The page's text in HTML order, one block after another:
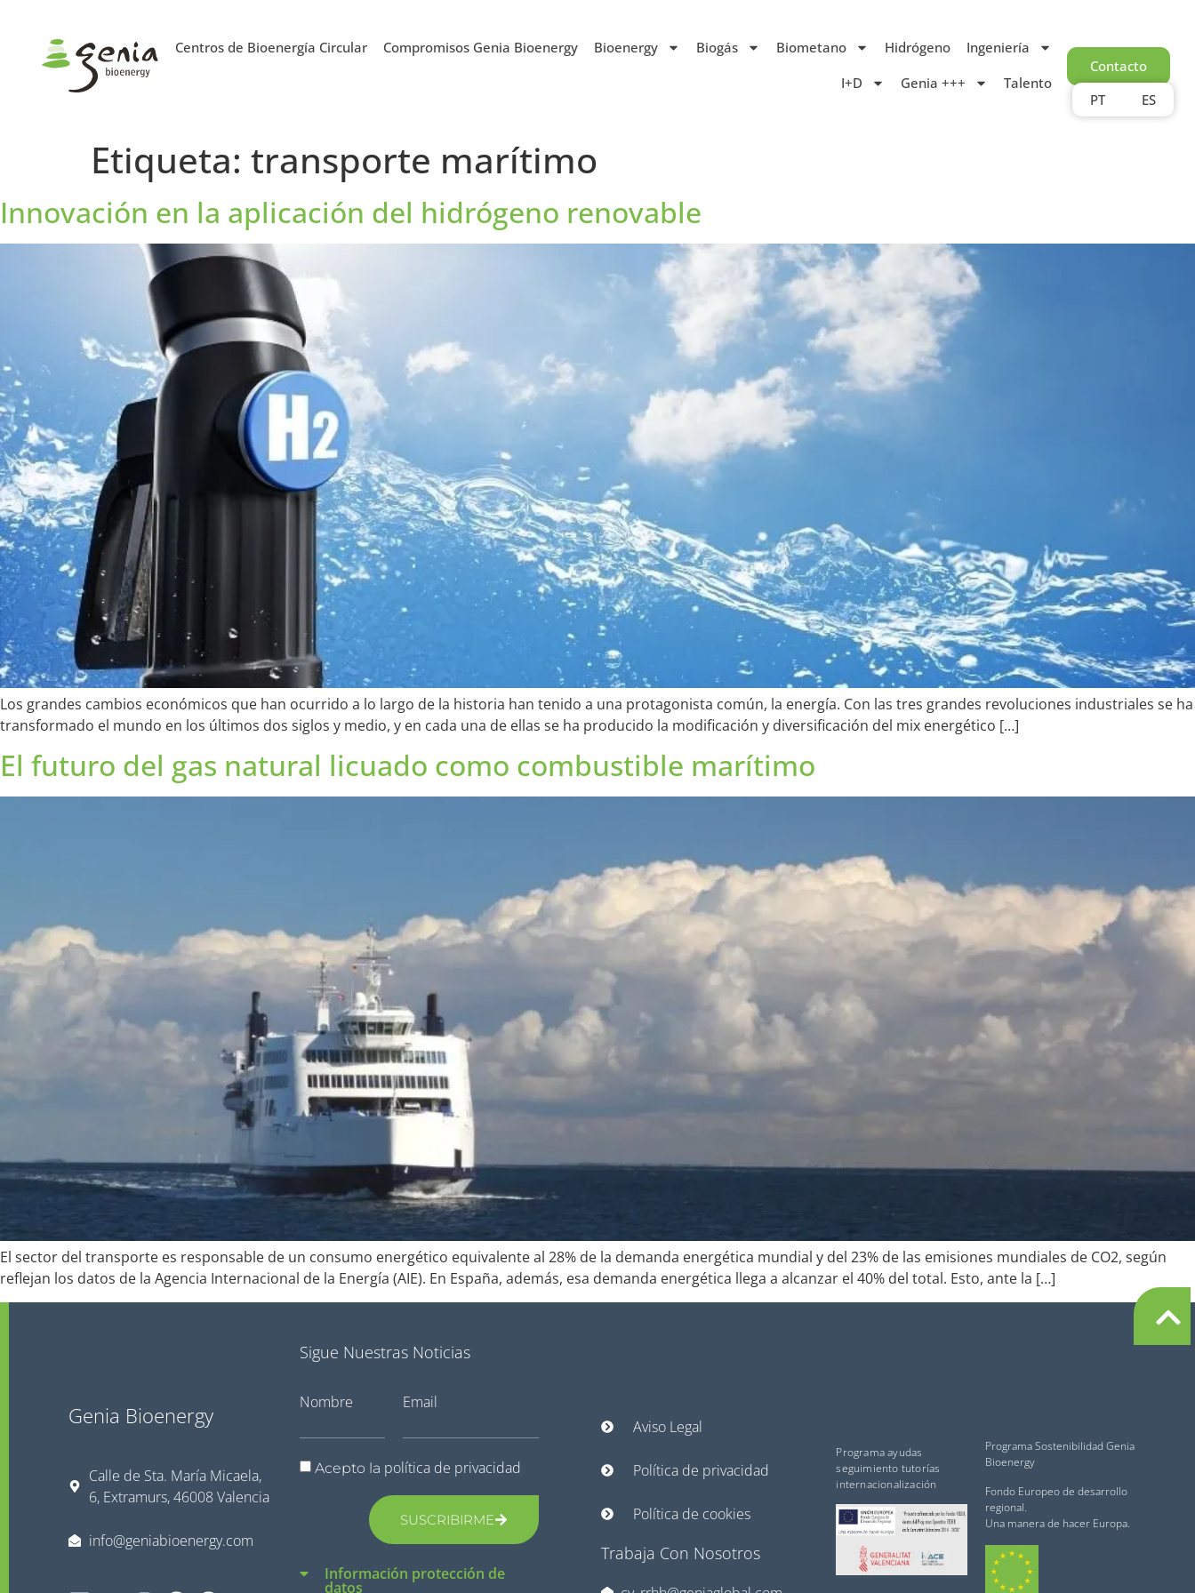
Centros de Bioenergía Circular Compromisos Genia Bioenergy Bioenergy Biogás Biometano Hidrógeno
Ingeniería
I+D
Genia +++
Talento
PT
ES
Contacto
Etiqueta: transporte marítimo
Innovación en la aplicación del hidrógeno renovable
Los grandes cambios económicos que han ocurrido a lo largo de la historia han tenido a una protagonista común, la energía. Con las tres grandes revoluciones industriales se ha
transformado el mundo en los últimos dos siglos y medio, y en cada una de ellas se ha producido la modificación y diversificación del mix energético […]
El futuro del gas natural licuado como combustible marítimo
El sector del transporte es responsable de un consumo energético equivalente al 28% de la demanda energética mundial y del 23% de las emisiones mundiales de CO2, según
reflejan los datos de la Agencia Internacional de la Energía (AIE). En España, además, esa demanda energética llega a alcanzar el 40% del total. Esto, ante la […]
Genia Bioenergy
Calle de Sta. María Micaela,
6, Extramurs, 46008 Valencia
info@geniabioenergy.com
Sigue Nuestras Noticias
Nombre Email
Acepto la política de privacidad
SUSCRIBIRME
Información protección de
datos
Aviso Legal
Política de privacidad
Política de cookies
Trabaja Con Nosotros
Programa ayudas
seguimiento tutorías
internacionalización
Programa Sostenibilidad Genia
Bioenergy
Fondo Europeo de desarrollo
regional.
Una manera de hacer Europa.